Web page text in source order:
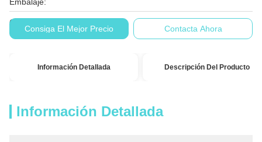
Condiciones De
Pago:Consiga El Mejor Precio Contacta Ahora
Información Detallada Descripción Del Producto
Información Detallada